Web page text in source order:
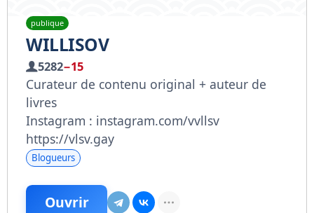
publique
WILLISOV
5282−15
Curateur de contenu original + auteur de
livres
Instagram : instagram.com/vvllsv
https://vlsv.gay
Blogueurs
Ouvrir